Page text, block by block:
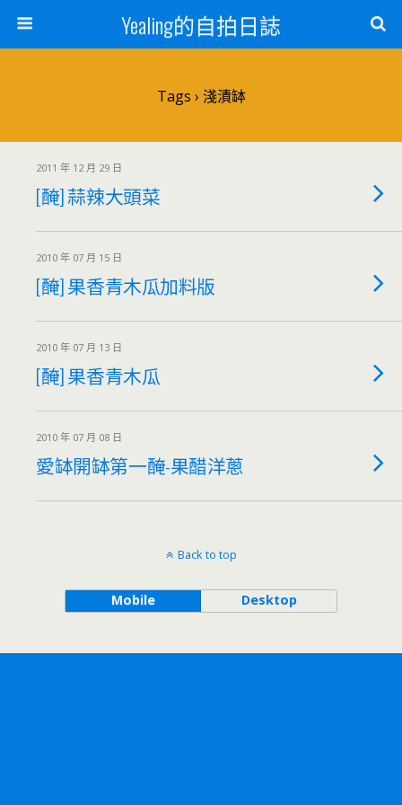
Yealing的自拍日誌
Tags › 淺漬缽
2011 年 12 月 29 日
[醃] 蒜辣大頭菜
2010 年 07 月 15 日
[醃] 果香青木瓜加料版
2010 年 07 月 13 日
[醃] 果香青木瓜
2010 年 07 月 08 日
愛缽開缽第一醃-果醋洋蔥
Back to top
Mobile Desktop